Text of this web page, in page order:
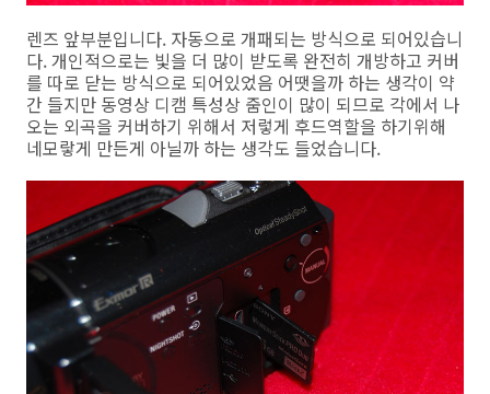
렌즈 앞부분입니다. 자동으로 개패되는 방식으로 되어있습니
다. 개인적으로는 빛을 더 많이 받도록 완전히 개방하고 커버
를 따로 닫는 방식으로 되어있었음 어땟을까 하는 생각이 약
간 들지만 동영상 디캠 특성상 줌인이 많이 되므로 각에서 나
오는 외곡을 커버하기 위해서 저렇게 후드역할을 하기위해
네모랗게 만든게 아닐까 하는 생각도 들었습니다.